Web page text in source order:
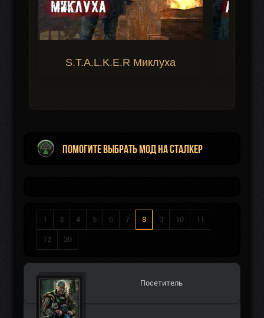
S.T.A.L.K.E.R Миклуха
Помогите выбрать мод на Сталкер
1 3 4 5 6 7 8 9 10 11
12 20
Посетитель